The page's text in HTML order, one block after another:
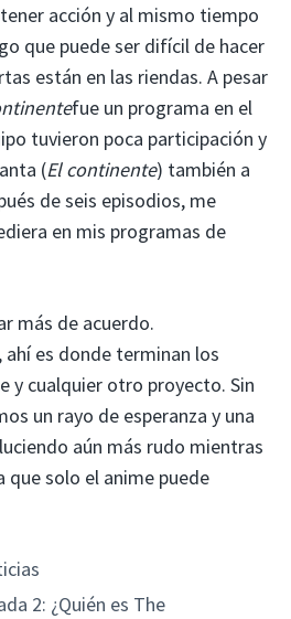
acción y al mismo tiempo
que puede ser difícil de hacer
están en las riendas. A pesar
fue un programa en el
tuvieron poca participación y
(El continente) también a
de seis episodios, me
en mis programas de
más de acuerdo.
es donde terminan los
y cualquier otro proyecto. Sin
un rayo de esperanza y una
aún más rudo mientras
que solo el anime puede
2: ¿Quién es The